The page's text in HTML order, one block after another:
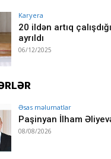
Karyera
20 ildən artıq
ayrıldı
06/12/2025
Əsas məlumatlar
Paşinyan İlham
08/08/2026